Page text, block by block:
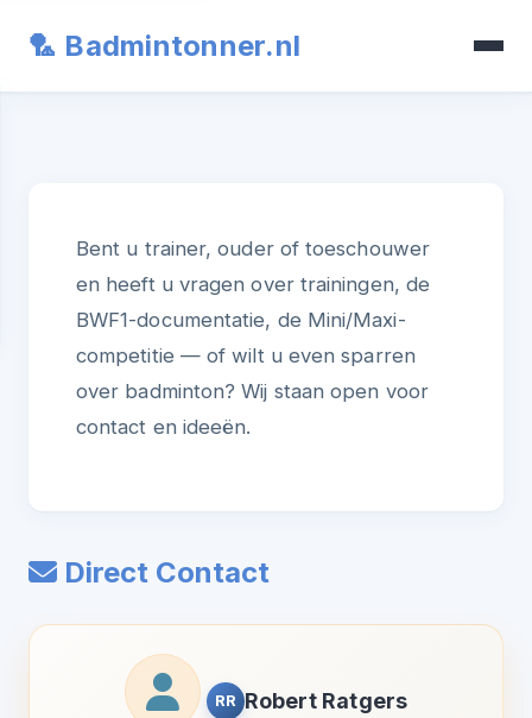
🏸 Badmintonner.nl
Bent u trainer, ouder of toeschouwer
en heeft u vragen over trainingen, de
BWF1-documentatie, de Mini/Maxi-
competitie — of wilt u even sparren
over badminton? Wij staan open voor
contact en ideeën.
Direct Contact
RR Robert Ratgers